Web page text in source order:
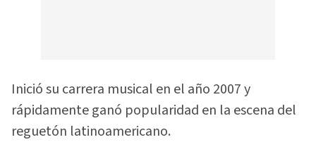
Inició su carrera musical en el año 2007 y
rápidamente ganó popularidad en la escena del
reguetón latinoamericano.